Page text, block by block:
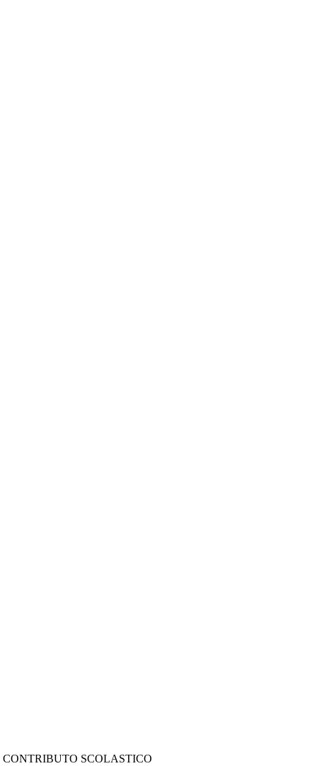
SCOLASTICO